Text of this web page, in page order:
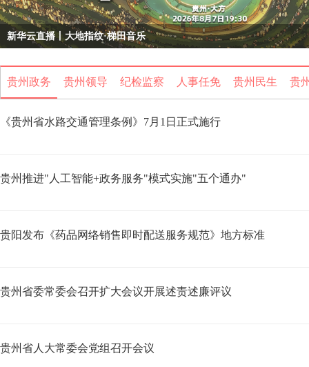
新华云直播丨大地指纹·梯田音乐
贵州政务 贵州领导 纪检监察 人事任免 贵州民生 贵
《贵州省水路交通管理条例》7月1日正式施行
贵州推进"人工智能+政务服务"模式实施"五个通办"
贵阳发布《药品网络销售即时配送服务规范》地方标准
贵州省委常委会召开扩大会议开展述责述廉评议
贵州省人大常委会党组召开会议